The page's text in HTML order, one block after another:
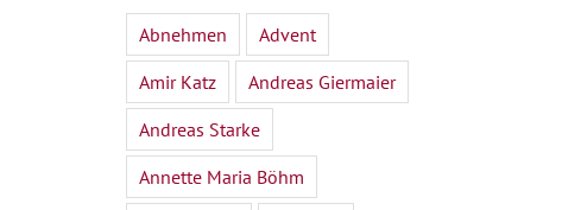
Abnehmen
Advent
Amir Katz
Andreas Giermaier
Andreas Starke
Annette Maria Böhm